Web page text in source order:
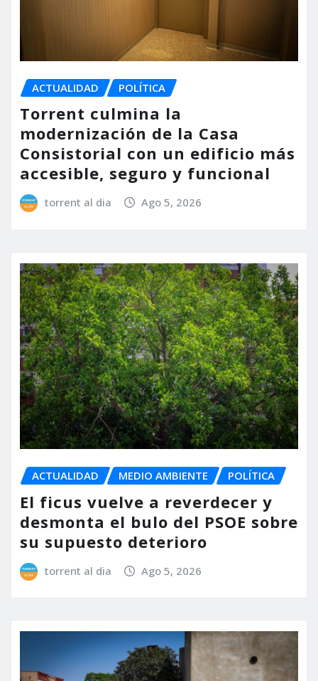
ACTUALIDAD POLÍTICA
Torrent culmina la
modernización de la Casa
Consistorial con un edificio más
accesible, seguro y funcional
torrent al dia Ago 5, 2026
ACTUALIDAD MEDIO AMBIENTE POLÍTICA
El ficus vuelve a reverdecer y
desmonta el bulo del PSOE sobre
su supuesto deterioro
torrent al dia Ago 5, 2026